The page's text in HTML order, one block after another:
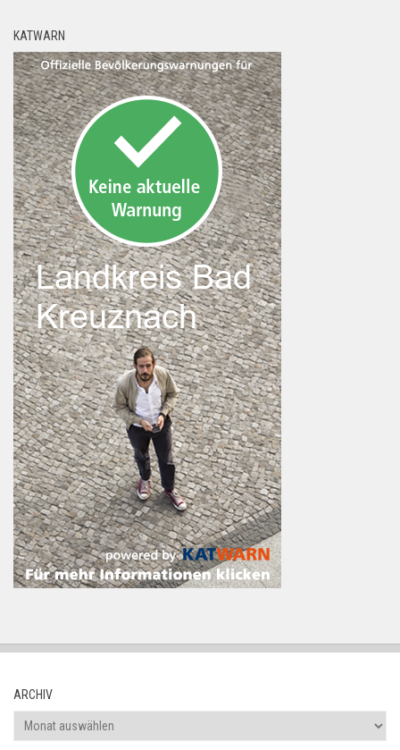
KATWARN
ARCHIV
Archiv